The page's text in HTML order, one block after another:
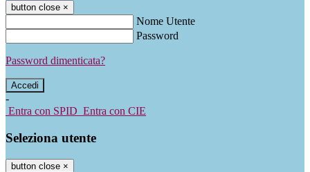
button close ×
Nome Utente
Password
Password dimenticata?
-
Entra con SPID Entra con CIE
Seleziona utente
button close ×